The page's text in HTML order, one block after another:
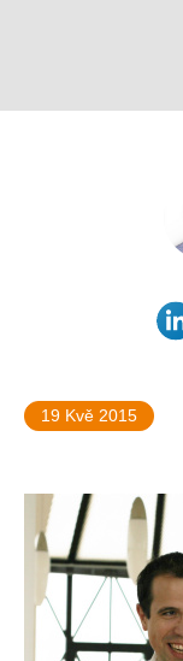
19 Kvě 2015